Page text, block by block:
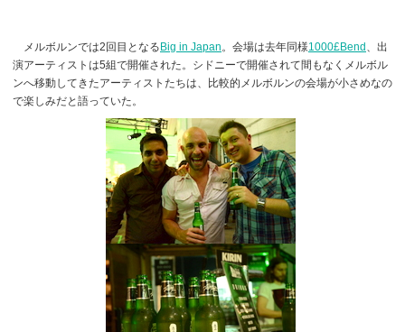
メルボルンでは2回目となるBig in Japan 。会場は去年同様1000£Bend 、出
演アーティストは5組で開催された。シドニーで開催されて間もなくメルボル
ンへ移動してきたアーティストたちは、比較的メルボルンの会場が小さめなの
で楽しみだと語っていた。